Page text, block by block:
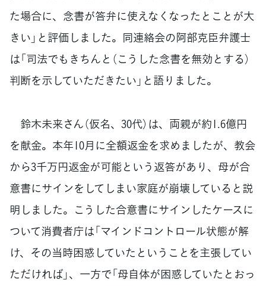
た場合に、念書が答弁に使えなくなったとことが大
きい」と評価しました。同連絡会の阿部克臣弁護士
は「司法でもきちんと（こうした念書を無効とする）
判断を示していただきたい」と語りました。
鈴木未来さん（仮名、30代）は、両親が約1.6億円
を献金。本年10月に全額返金を求めましたが、教会
から3千万円返金が可能という返答があり、母が合
意書にサインをしてしまい家庭が崩壊していると説
明しました。こうした合意書にサインしたケースに
ついて消費者庁は「マインドコントロール状態が解
け、その当時困惑していたということを主張してい
ただければ」、一方で「母自体が困惑していたとおっ